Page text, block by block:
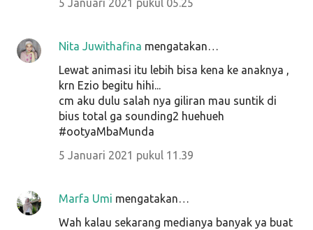
Nita Juwithafina mengatakan…
Lewat animasi itu lebih bisa kena ke anaknya ,
krn Ezio begitu hihi...
cm aku dulu salah nya giliran mau suntik di
bius total ga sounding2 huehueh
#ootyaMbaMunda
5 Januari 2021 pukul 11.39
Marfa Umi mengatakan…
Wah kalau sekarang medianya banyak ya buat